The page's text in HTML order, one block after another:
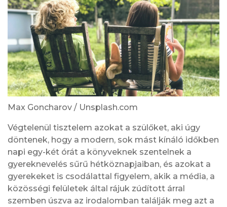
Max Goncharov / Unsplash.com
Végtelenül tisztelem azokat a szülőket, aki úgy
döntenek, hogy a modern, sok mást kínáló időkben
napi egy-két órát a könyveknek szentelnek a
gyereknevelés sűrű hétköznapjaiban, és azokat a
gyerekeket is csodálattal figyelem, akik a média, a
közösségi felületek által rájuk zúdított árral
szemben úszva az irodalomban találják meg azt a